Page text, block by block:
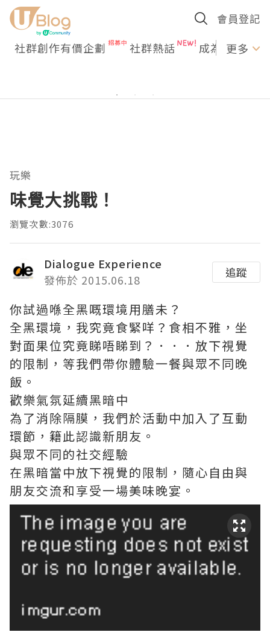
會員登記
社群創作有價企劃 社群熱話 成為U更多
玩樂
味覺大挑戰！
瀏覽次數:3076
Dialogue Experience
發佈於 2015.06.18
追蹤
你試過喺全黑嘅環境用膳未？
全黑環境，我究竟食緊咩？食相不雅，坐
對面果位究竟睇唔睇到？．．．放下視覺
的限制，等我們帶你體驗一餐與眾不同晚
飯。
歡樂氣氛延續黑暗中
為了消除隔膜，我們於活動中加入了互動
環節，籍此認識新朋友。
與眾不同的社交經驗
在黑暗當中放下視覺的限制，隨心自由與
朋友交流和享受一場美味晚宴。